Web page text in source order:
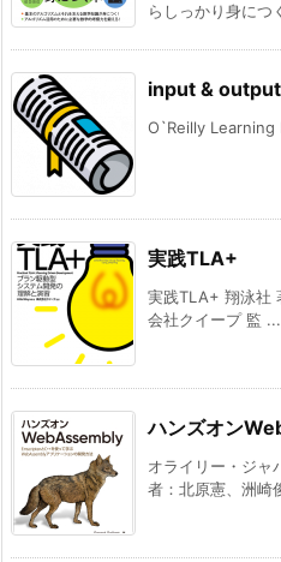
らしっかり身につ
input &
O`Reilly Learning
実践TLA+
実践TLA+ 翔泳社
会社クイープ 監 ...
ハンズオン
オライリー・ジ
者：北原憲、洲崎